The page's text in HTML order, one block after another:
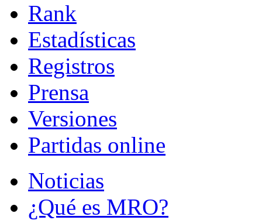
Rank
Estadísticas
Registros
Prensa
Versiones
Partidas online
Noticias
¿Qué es MRO?